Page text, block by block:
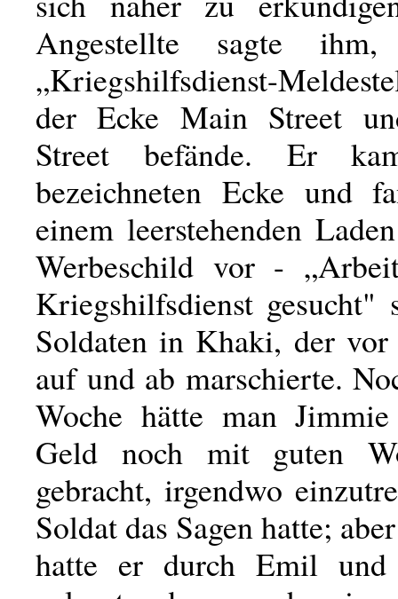
Angestellte sagte
„Kriegshilfsdienst-
der Ecke Main Street
Street befände. Er
bezeichneten Ecke und
einem leerstehenden
Werbeschild vor -
Kriegshilfsdienst gesucht"
Soldaten in Khaki, der vor
auf und ab marschierte.
Woche hätte man
Geld noch mit guten
gebracht, irgendwo
Soldat das Sagen hatte;
hatte er durch Emil und